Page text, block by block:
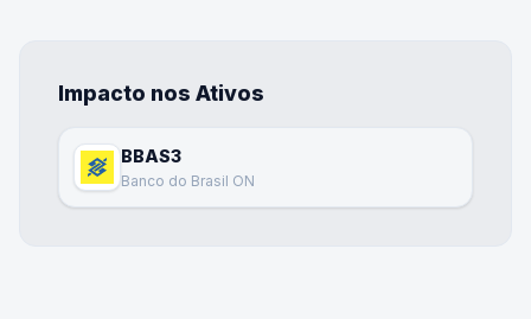
Impacto nos Ativos
BBAS3
Banco do Brasil ON